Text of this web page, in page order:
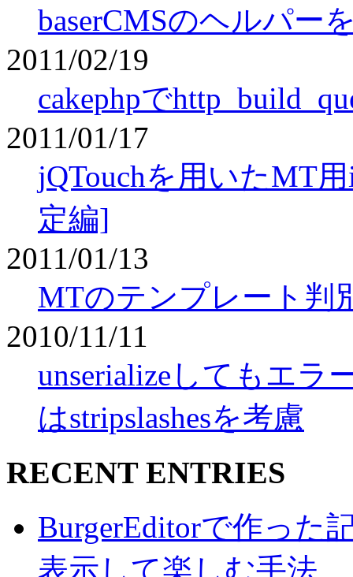
baserCMSのヘルパー
2011/02/19
cakephpで
2011/01/17
jQTouchを用いたMT
定編]
2011/01/13
MTのテンプレート判
2010/11/11
unserializeしてもエラ
はstripslashesを考慮
RECENT ENTRIES
BurgerEditorで作った
表示して楽しむ手法